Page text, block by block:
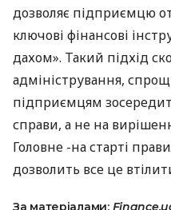
дозволяє підприємцю
ключові фінансові
дахом». Такий підхід
адміністрування,
підприємцям
справи, а не на
Головне -на старті
дозволить все це
За матеріалами: